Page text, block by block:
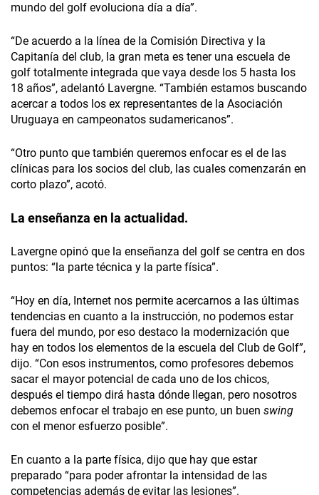
mundo del golf evoluciona día a día”.
“De acuerdo a la línea de la Comisión Directiva y la
Capitanía del club, la gran meta es tener una escuela de
golf totalmente integrada que vaya desde los 5 hasta los
18 años”, adelantó Laver­gne. “También estamos buscando
acercar a todos los ex representantes de la Asociación
Uruguaya en campeonatos sudamericanos”.
“Otro punto que también queremos enfocar es el de las
clínicas para los socios del club, las cuales comenzarán en
corto plazo”, acotó.
La enseñanza en la actualidad.
Lavergne opinó que la enseñanza del golf se centra en dos
puntos: “la parte técnica y la parte física”.
“Hoy en día, Internet nos permite acercarnos a las últimas
tendencias en cuanto a la instrucción, no podemos estar
fuera del mundo, por eso destaco la modernización que
hay en todos los elementos de la escuela del Club de Golf”,
dijo. “Con esos instrumentos, como profesores debemos
sacar el mayor potencial de cada uno de los chicos,
después el tiempo dirá hasta dónde llegan, pero nosotros
debemos enfocar el trabajo en ese punto, un buen swing
con el menor esfuerzo posible”.
En cuanto a la parte física, dijo que hay que estar
preparado “para poder afrontar la intensidad de las
competencias además de evitar las lesiones”.